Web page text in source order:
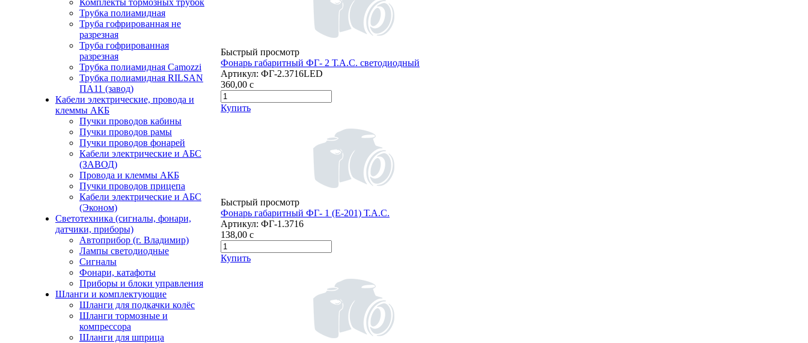
Комплекты тормозных трубок
Трубка полиамидная
Труба гофрированная не
разрезная
Труба гофрированная
разрезная
Трубка полиамидная Camozzi
Трубка полиамидная RILSAN
ПА11 (завод)
Кабели электрические, провода и
клеммы АКБ
Пучки проводов кабины
Пучки проводов рамы
Пучки проводов фонарей
Кабели электрические и АБС
(ЗАВОД)
Провода и клеммы АКБ
Пучки проводов прицепа
Кабели электрические и АБС
(Эконом)
Светотехника (сигналы, фонари,
датчики, приборы)
Автоприбор (г. Владимир)
Лампы светодиодные
Сигналы
Фонари, катафоты
Приборы и блоки управления
Шланги и комплектующие
Шланги для подкачки колёс
Шланги тормозные и
компрессора
Шланги для шприца
Быстрый просмотр
Фонарь габаритный ФГ- 2 Т.А.С. светодиодный
Артикул: ФГ-2.3716LED
360,00 c
Купить
Быстрый просмотр
Фонарь габаритный ФГ- 1 (Е-201) Т.А.С.
Артикул: ФГ-1.3716
138,00 c
Купить